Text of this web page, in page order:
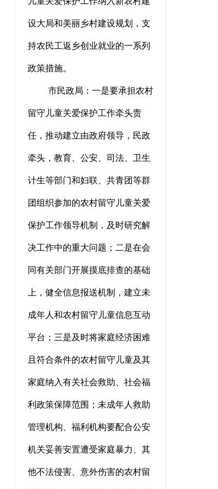
设大局和美丽乡村建设规划，支
持农民工返乡创业就业的一系列
政策措施。
市民政局：一是要承担农村
留守儿童关爱保护工作牵头责
任，推动建立由政府领导 ， 民政
牵头 ， 教育、公安、司法、卫生
计生等部门和妇联、共青团等群
团组织参加的农村留守儿童关爱
保护工作领导机制，及时研究解
决工作中的重大问题；二是在会
同有关部门开展摸底排查的基础
上，健全信息报送机制，建立未
成年人和农村留守儿童信息互动
平台；三是及时将家庭经济困难
且符合条件的农村留守儿童及其
家庭纳入有关社会救助、社会福
利政策保障范围；未成年人救助
管理机构、福利机构要配合公安
机关妥善安置遭受家庭暴力、其
他不法侵害、意外伤害的农村留